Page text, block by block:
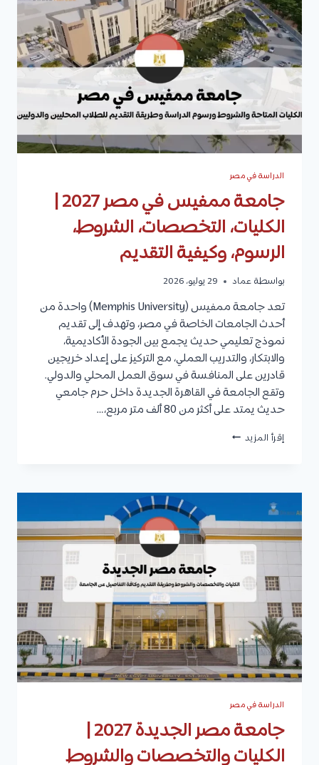
شروط
القبول،
الرسوم،
وكيفية
التقديم
الدراسة في مصر
الكليات، التخصصات، الشروط،
الرسوم، وكيفية التقديم
بواسطة عماد 29 يوليو، 2026
تعد جامعة ممفيس (Memphis University) واحدة من
أحدث الجامعات الخاصة في مصر، وتهدف إلى تقديم
نموذج تعليمي حديث يجمع بين الجودة الأكاديمية،
والابتكار، والتدريب العملي، مع التركيز على إعداد خريجين
قادرين على المنافسة في سوق العمل المحلي والدولي.
وتقع الجامعة في القاهرة الجديدة داخل حرم جامعي
حديث يمتد على أكثر من 80 ألف متر مربع،…
إقرأ المزيد جامعة
2027
الكليات،
التخصصات،
الشروط،
الرسوم،
التقديم
الدراسة في مصر
الكليات والتخصصات والشروط